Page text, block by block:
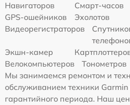
Навигаторов
Смарт-часов
GPS-ошейников
Эхолотов
Видеорегистраторов
Экшн-камер
Велокомпьютеров
Тонометров
Мы занимаемся ремонтом и
обслуживанием техники Garmin
гарантийного периода. Наш